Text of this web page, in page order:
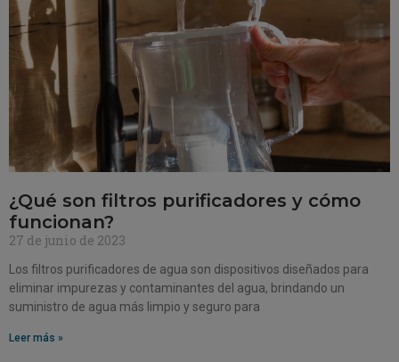
¿Qué son filtros purificadores y cómo
funcionan?
27 de junio de 2023
Los filtros purificadores de agua son dispositivos diseñados para
eliminar impurezas y contaminantes del agua, brindando un
suministro de agua más limpio y seguro para
Leer más »